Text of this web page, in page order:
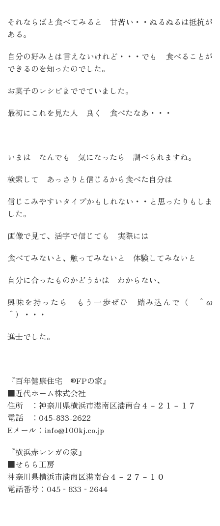
それならばと食べてみると 甘苦い・・ぬるぬるは抵抗が
ある。
自分の好みとは言えないけれど・・・でも 食べることが
できるのを知ったのでした。
お菓子のレシピまででていました。
最初にこれを見た人 良く 食べたなあ・・・
いまは なんでも 気になったら 調べられますね。
検索して あっさりと信じるから食べた自分は
信じこみやすいタイプかもしれない・・と思ったりもしま
した。
画像で見て、活字で信じても 実際には
食べてみないと、触ってみないと 体験してみないと
自分に合ったものかどうかは わからない、
興味を持ったら もう一歩ぜひ 踏み込んで（ ＾ω
＾）・・・
進士でした。
『百年健康住宅 ®FPの家』
■近代ホーム株式会社
住所 ：神奈川県横浜市港南区港南台４－２１－１７
電話 ： 045-833-2622
Eメール： info@100kj.co.jp
『横浜赤レンガの家』
■せらら工房
神奈川県横浜市港南区港南台４－２７－１０
電話番号： 045 ‐ 833 ‐ 2644